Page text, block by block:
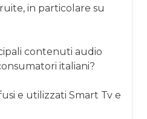
in particolare su
contenuti audio
italiani?
e utilizzati Smart Tv e